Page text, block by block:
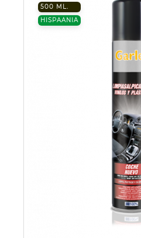
500 ML.
HISPAANIA